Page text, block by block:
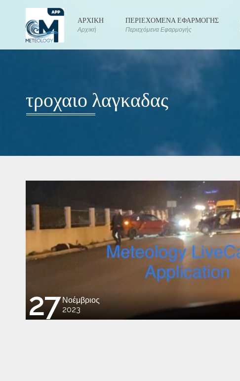
ΑΡΧΙΚΗ
Αρχική
ΠΕΡΙΕΧΟΜΕΝΑ ΕΦΑΡΜΟΓΗΣ
Περιεχόμενα Εφαρμογής
τροχαιο λαγκαδας
27 Νοέμβριος
2023